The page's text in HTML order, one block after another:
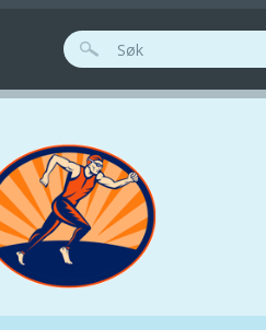
SØKESKJEMA